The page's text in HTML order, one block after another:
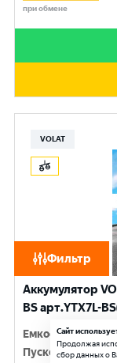
Фильтр
при обмене
VOLAT
Аккумулятор
BS арт.YTX7L-
Емкость:7 Ач
Пусковой ток:
Сайт
Продолжая
сбор данных о